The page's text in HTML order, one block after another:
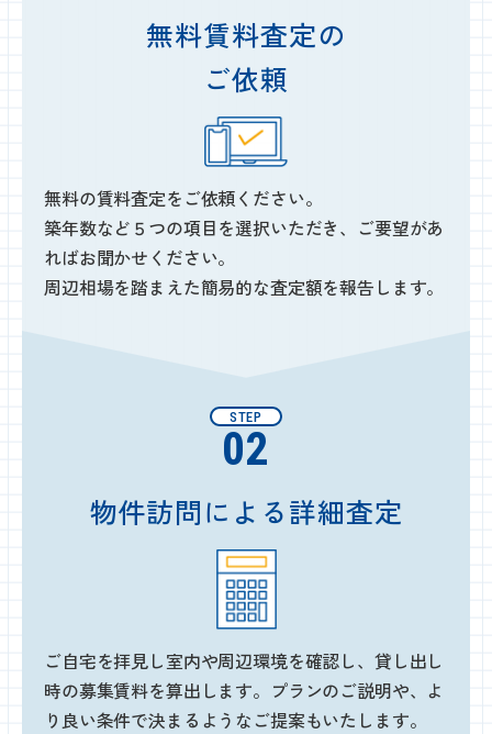
無料賃料査定の
ご依頼
無料の賃料査定をご依頼ください。
築年数など５つの項目を選択いただき、ご要望があ
ればお聞かせください。
周辺相場を踏まえた簡易的な査定額を報告します。
STEP
02
物件訪問による詳細査定
ご自宅を拝見し室内や周辺環境を確認し、貸し出し
時の募集賃料を算出します。プランのご説明や、よ
り良い条件で決まるようなご提案もいたします。